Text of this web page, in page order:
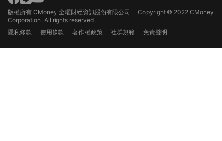
版權所有 CMoney 全曜財經資訊股份有限公司Copyright © 2022 CMoney
Corporation. All rights reserved.
隱私條款
使用條款 著作權政策 社群規範 免責聲明